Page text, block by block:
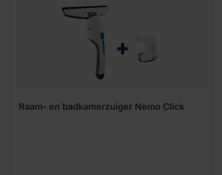
Raam- en badkamerzuiger Nemo Click